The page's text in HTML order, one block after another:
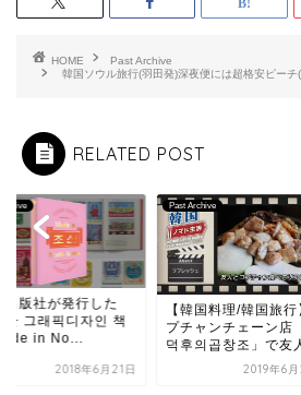
HOME
Past Archive
韓国ソウル旅行(羽田発)深夜便には超格安ピー
RELATED POST
国料理/韓国旅行】コ
ャンチェーン店「김
의곱창조」で友人...
2019年6月26日
Past Archive
몸살(モムサル：風邪
もない体調不良)の時
飲むといいらしい韓